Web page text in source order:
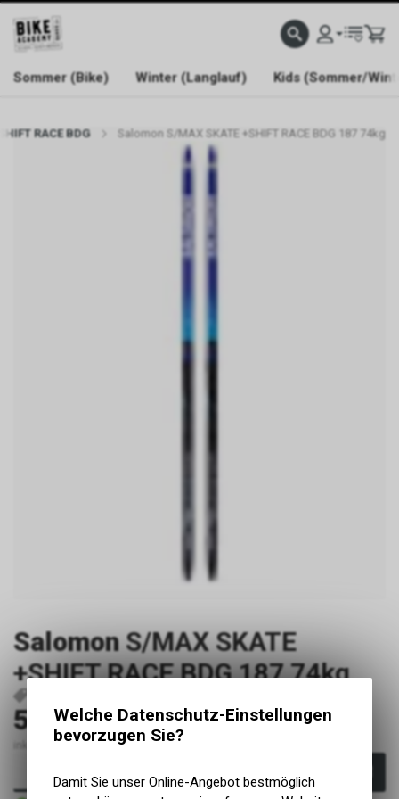
WELCOME TO BIKE ACADEMY
Sommer (Bike) Winter (Langlauf) Kids (Sommer/
RACE BDG Salomon S/MAX SKATE +SHIFT RACE BDG 187 74kg
Salomon S/MAX SKATE
+SHIFT RACE BDG 187 74kg
570.00CHF
inkl. MwSt., zzgl. Versandkosten
Welche Datenschutz-Einstellungen
bevorzugen Sie?
Damit Sie unser Online-Angebot bestmöglich